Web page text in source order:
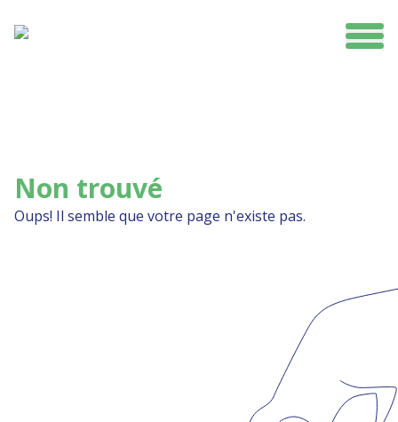
Non trouvé
Oups! Il semble que votre page n'existe pas.